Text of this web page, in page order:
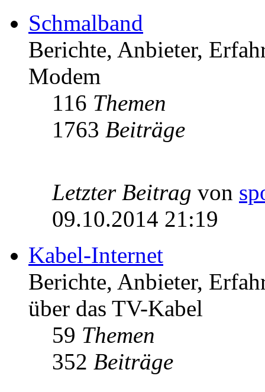
Schmalband
Berichte, Anbieter,
Modem
116 Themen
1763 Beiträge
Letzter Beitrag von
09.10.2014 21:19
Kabel-Internet
Berichte, Anbieter,
über das TV-Kabel
59 Themen
352 Beiträge